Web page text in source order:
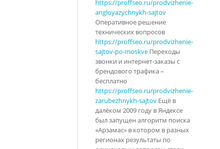
https://proffseo.ru/prodvizhenie-
angloyazychnykh-sajtov
Оперативное решение
технических вопросов
https://proffseo.ru/prodvizhenie-
sajtov-po-moskve Переходы
звонки и интернет-заказы с
брендового трафика –
бесплатно
https://proffseo.ru/prodvizhenie-
zarubezhnykh-sajtov Ещё в
далёком 2009 году в Яндексе
был запущен алгоритм поиска
«Арзамас» в котором в разных
регионах результаты по